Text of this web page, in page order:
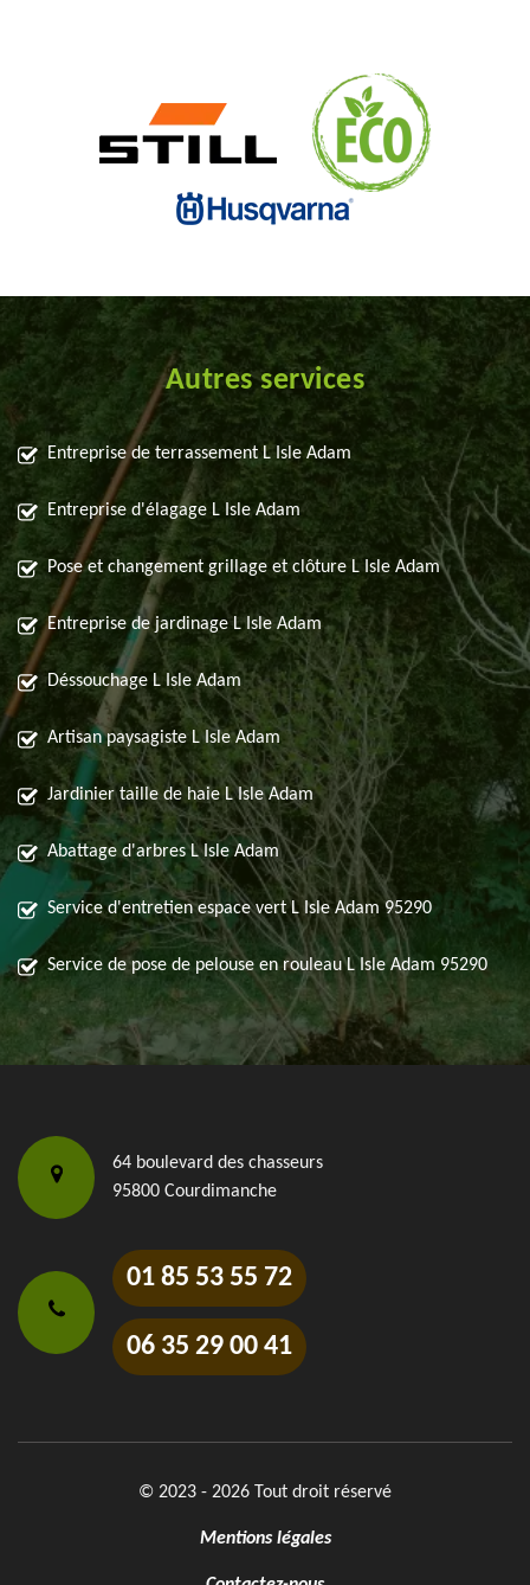
Autres services
Entreprise de terrassement L Isle Adam
Entreprise d'élagage L Isle Adam
Pose et changement grillage et clôture L Isle Adam
Entreprise de jardinage L Isle Adam
Déssouchage L Isle Adam
Artisan paysagiste L Isle Adam
Jardinier taille de haie L Isle Adam
Abattage d'arbres L Isle Adam
Service d'entretien espace vert L Isle Adam 95290
Service de pose de pelouse en rouleau L Isle Adam 95290
64 boulevard des chasseurs
95800 Courdimanche
01 85 53 55 72
06 35 29 00 41
© 2023 - 2026 Tout droit réservé
Mentions légales